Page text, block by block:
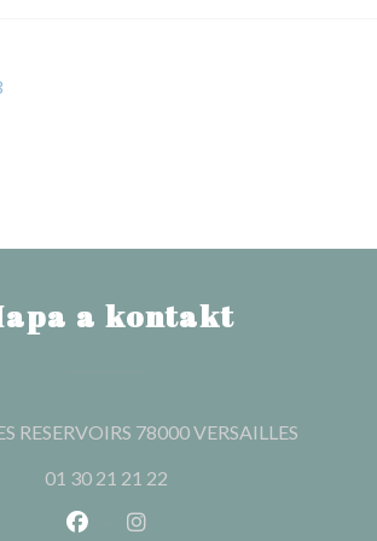
a kontakt
RESERVOIRS 78000 VERSAILLES
01 30 21 21 22